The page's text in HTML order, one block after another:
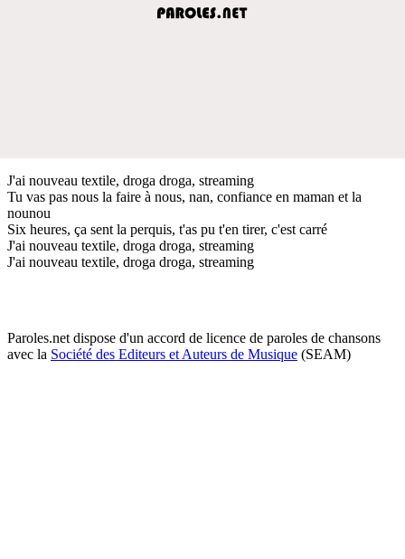
J'ai nouveau textile, droga droga, streaming
Tu vas pas nous la faire à nous, nan, confiance en maman et la
nounou
Six heures, ça sent la perquis, t'as pu t'en tirer, c'est carré
J'ai nouveau textile, droga droga, streaming
J'ai nouveau textile, droga droga, streaming
Paroles.net dispose d'un accord de licence de paroles de chansons
avec la Société des Editeurs et Auteurs de Musique (SEAM)